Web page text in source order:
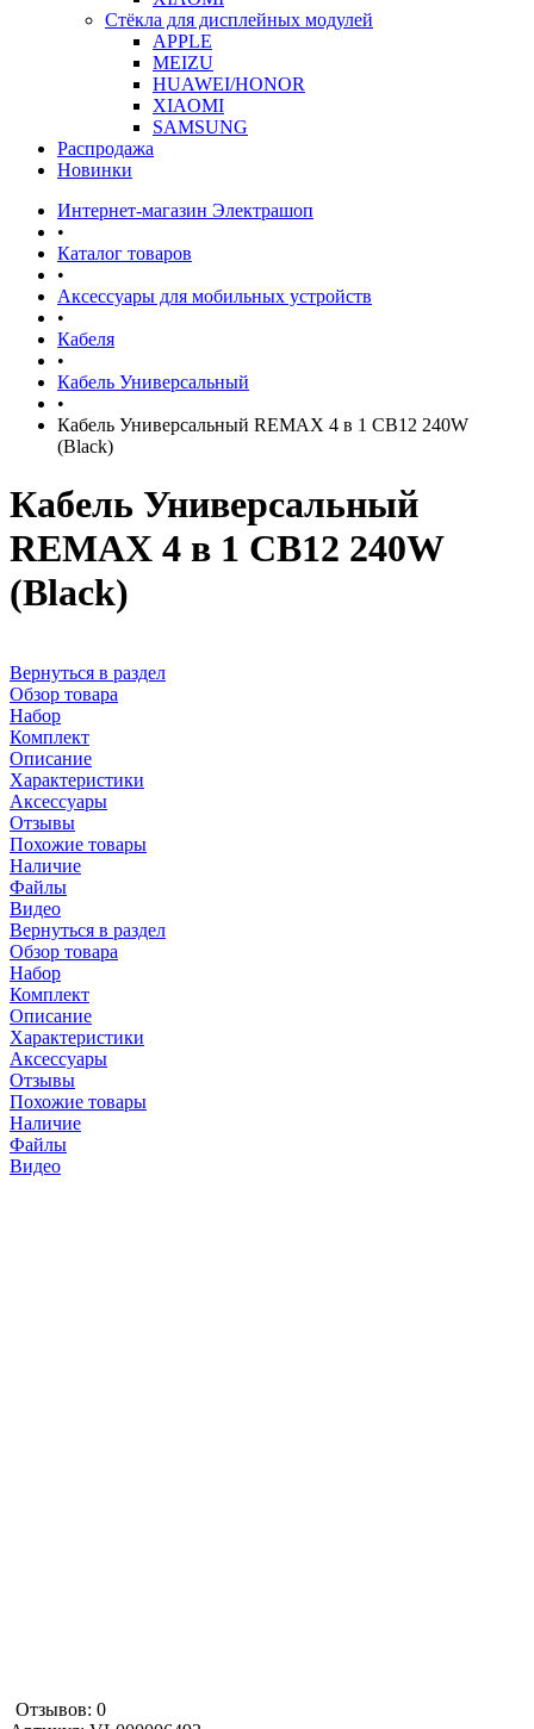
Стёкла для дисплейных модулей
APPLE
MEIZU
HUAWEI/HONOR
XIAOMI
SAMSUNG
Распродажа
Новинки
Интернет-магазин Электрашоп
•
Каталог товаров
•
Аксессуары для мобильных устройств
•
Кабеля
•
Кабель Универсальный
•
Кабель Универсальный REMAX 4 в 1 CB12 240W
(Black)
Кабель Универсальный
REMAX 4 в 1 CB12 240W
(Black)
Вернуться в раздел
Обзор товара
Набор
Комплект
Описание
Характеристики
Аксессуары
Отзывы
Похожие товары
Наличие
Файлы
Видео
Вернуться в раздел
Обзор товара
Набор
Комплект
Описание
Характеристики
Аксессуары
Отзывы
Похожие товары
Наличие
Файлы
Видео
Отзывов: 0